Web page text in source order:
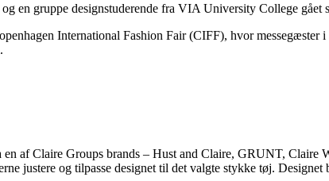
en gruppe designstuderende fra VIA University College gået
International Fashion Fair (CIFF), hvor
af Claire Groups brands – Hust and Claire, GRUNT, Claire
justere og tilpasse designet til det valgte stykke tøj.